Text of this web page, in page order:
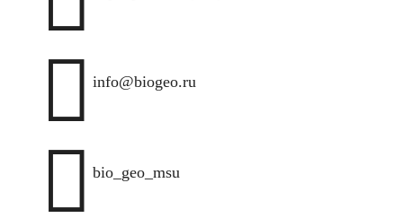
 info@biogeo.ru
 bio_geo_msu